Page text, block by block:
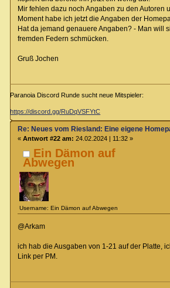
Mir fehlen dazu noch Angaben zu den Autoren
Moment habe ich jetzt die Angaben der
Hat da jemand genauere Angaben? - Man will
fremden Federn schmücken.
Gruß Jochen
Paranoia Discord Runde sucht neue Mitspieler:
https://discord.gg/RuDqVSFYtC
Ein Dämon auf
Abwegen
Username: Ein Dämon auf Abwegen
Re: Neues vom Riesland: Eine eigene
« Antwort #22 am: 24.02.2024 | 11:32 »
@Arkam
ich hab die Ausgaben von 1-21 auf der Platte,
Link per PM.